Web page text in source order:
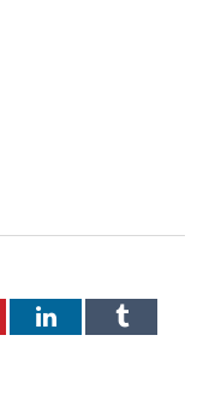
LinkedInTumblr